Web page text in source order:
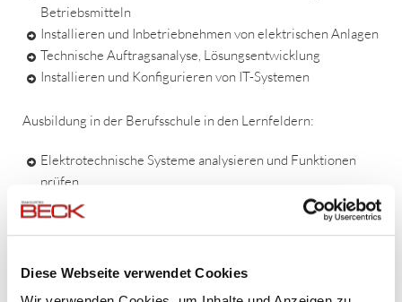
Diese Webseite verwendet Cookies
Betriebsmitteln
Installieren und Inbetriebnehmen von elektrischen Anlagen
Technische Auftragsanalyse, Lösungsentwicklung
Installieren und Konfigurieren von IT-Systemen
Ausbildung in der Berufsschule in den Lernfeldern:
Elektrotechnische Systeme analysieren und Funktionen
prüfen
Elektrische Installationen planen und ausführen
Steuerungen analysieren und anpassen